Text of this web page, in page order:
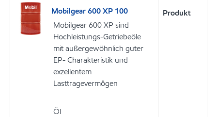
Mobilgear 600 XP 100
Mobilgear 600 XP sind
Hochleistungs-Getriebeöle
mit außergewöhnlich guter
EP- Charakteristik und
exzellentem
Lasttragevermögen
Öl
Produkt